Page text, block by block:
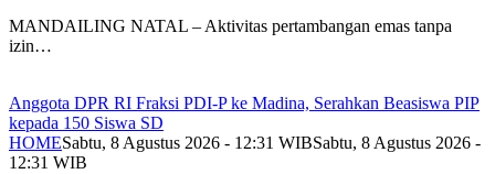
MANDAILING NATAL – Aktivitas pertambangan emas tanpa
izin…
Anggota DPR RI Fraksi PDI-P ke Madina, Serahkan Beasiswa PIP
kepada 150 Siswa SD
HOMESabtu, 8 Agustus 2026 - 12:31 WIBSabtu, 8 Agustus 2026 -
12:31 WIB